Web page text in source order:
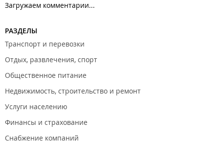
Загружаем комментарии...
РАЗДЕЛЫ
Транспорт и перевозки
Отдых, развлечения, спорт
Общественное питание
Недвижимость, строительство и ремонт
Услуги населению
Финансы и страхование
Снабжение компаний